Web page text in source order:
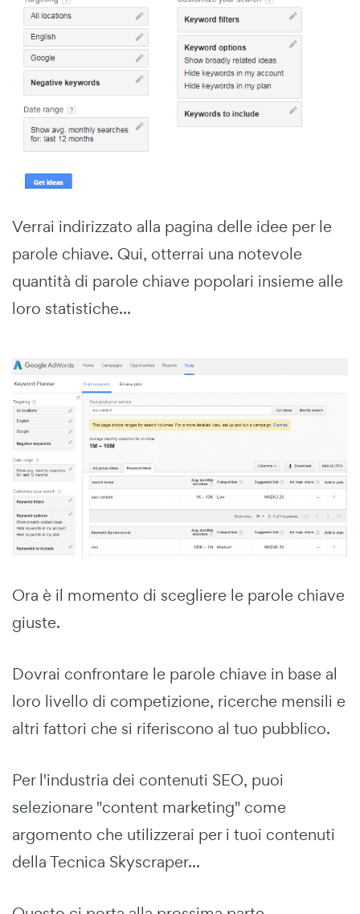
Verrai indirizzato alla pagina delle idee per le
parole chiave. Qui, otterrai una notevole
quantità di parole chiave popolari insieme alle
loro statistiche...
Ora è il momento di scegliere le parole chiave
giuste.
Dovrai confrontare le parole chiave in base al
loro livello di competizione, ricerche mensili e
altri fattori che si riferiscono al tuo pubblico.
Per l'industria dei contenuti SEO, puoi
selezionare "content marketing" come
argomento che utilizzerai per i tuoi contenuti
della Tecnica Skyscraper...